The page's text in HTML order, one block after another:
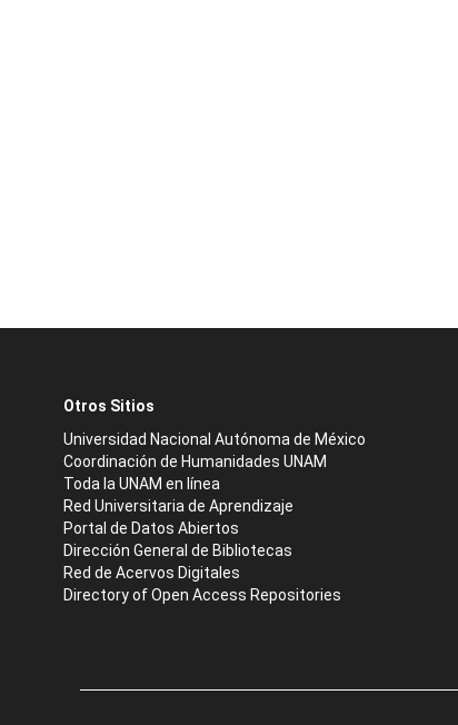
Otros Sitios
Universidad Nacional Autónoma de México
Coordinación de Humanidades UNAM
Toda la UNAM en línea
Red Universitaria de Aprendizaje
Portal de Datos Abiertos
Dirección General de Bibliotecas
Red de Acervos Digitales
Directory of Open Access Repositories